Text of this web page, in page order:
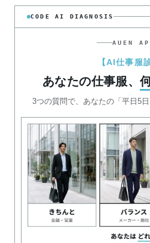
CODE AI DIAGNOSIS
AUEN
【AI仕事服
あなたの仕事服、
3つの質問で、あなたの「平日5日